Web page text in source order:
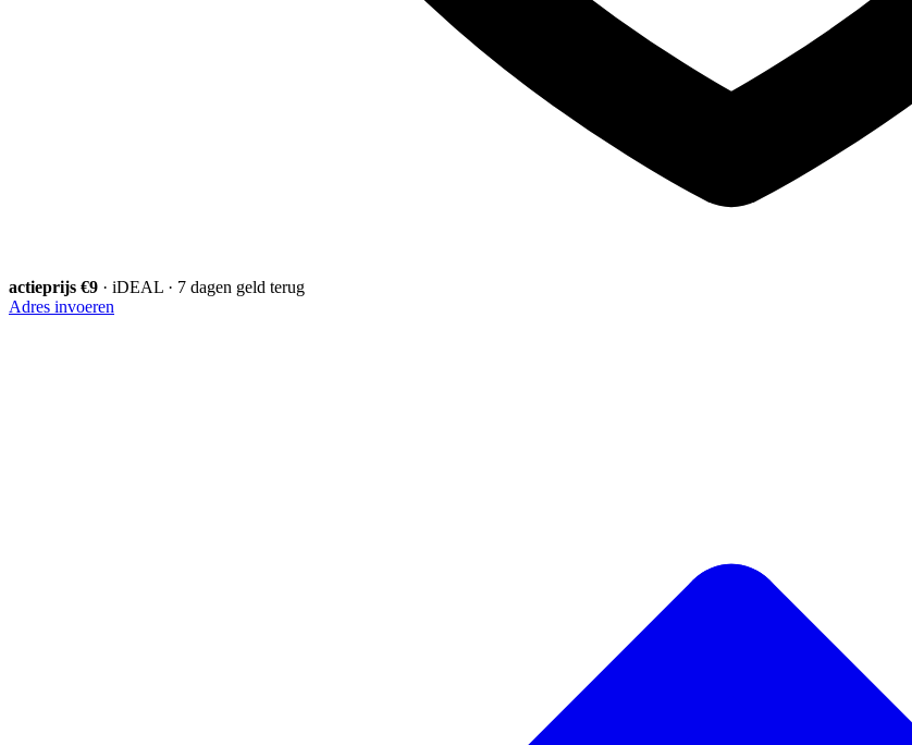
actieprijs €9 · iDEAL · 7 dagen geld terug
Adres invoeren